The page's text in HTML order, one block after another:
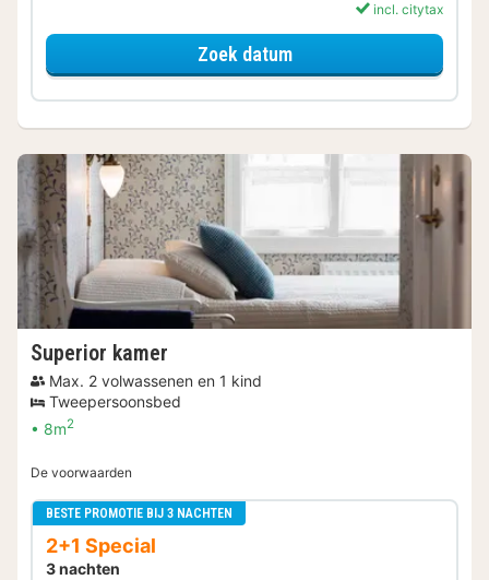
incl. citytax
Zoek datumvoor Standaard Kamer
Superior kamer
Max. 2 volwassenen en 1 kind
Tweepersoonsbed
8m2
De voorwaarden
BESTE PROMOTIE BIJ 3 NACHTEN
2+1 Special
3 nachten